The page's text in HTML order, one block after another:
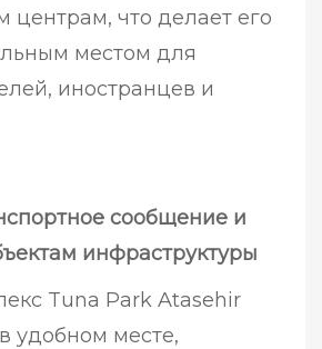
центрам, что делает его
местом для
иностранцев и
сообщение и
инфраструктуры
Tuna Park Atasehir
удобном месте,